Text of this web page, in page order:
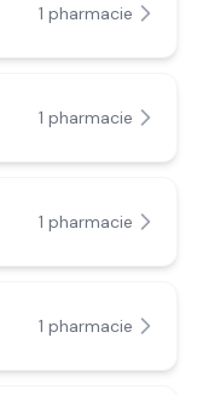
1 pharmacie
1 pharmacie
1 pharmacie
1 pharmacie